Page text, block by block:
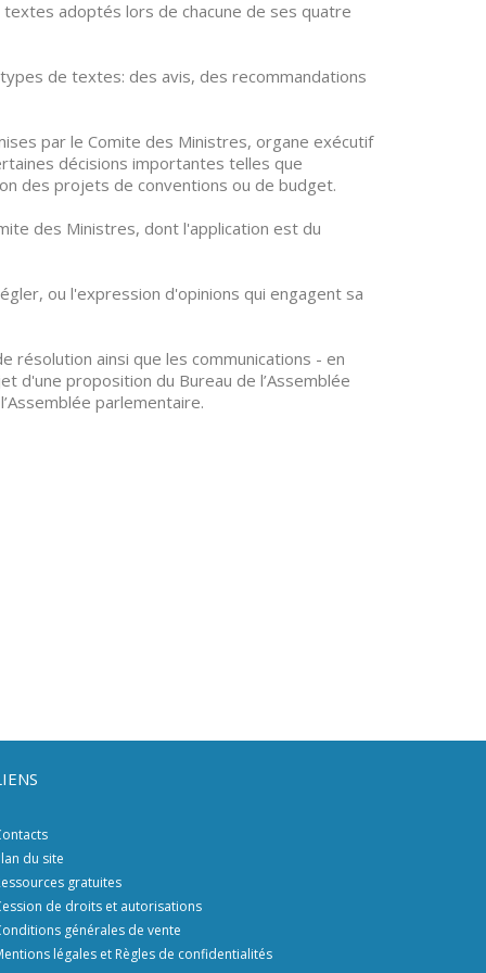
textes adoptés lors de chacune de ses quatre
de textes: des avis, des recommandations
par le Comite des Ministres, organe exécutif
décisions importantes telles que
des projets de conventions ou de budget.
des Ministres, dont l'application est du
ou l'expression d'opinions qui engagent sa
résolution ainsi que les communications - en
d'une proposition du Bureau de l’Assemblée
parlementaire.
du site
gratuites
de droits et autorisations
générales de vente
légales et Règles de confidentialités